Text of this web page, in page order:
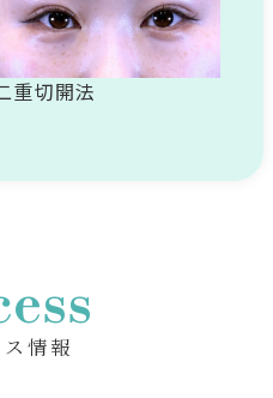
重切開法
情報